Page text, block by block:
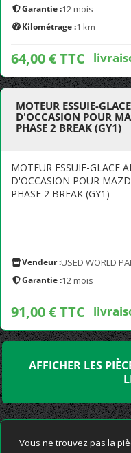
Garantie :12 mois
Kilométrage :1 km
64,00 € TTC
MOTEUR ESSUIE-
D'OCCASION POUR
PHASE 2 BREAK (GY1)
MOTEUR ESSUIE-GLACE
D'OCCASION POUR
PHASE 2 BREAK (GY1)
Vendeur :USED WORLD
Garantie :12 mois
91,00 € TTC
AFFICHER LES
Vous ne trouvez pas la